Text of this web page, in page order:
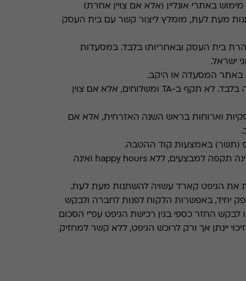
מימוש באתרי אונליין (אלא אם צויין אחרת)
מעת לעת, מומלץ ליצור קשר עם בית העסק
בית העסק ובאחריותו בלבד. במסעדות
ישראל.
באתר המסעדה או היקב.
תקף בישיבה בלבד. לא תקף ב-TA ומשלוחים, אלא אם צוין
וארוחות בראש השנה האזרחית, אלא אם
(תשר) באמצעות קוד ההטבה.
ההטבה אינה תקפה למבצעים, ללא happy hours ואינה
את הגיפט קארד עשויה להשתנות מעת לעת.
יחיד, באפשרות הלקוח לפנות לחברה ולבקש
לבקש החזר כספי בגין רכישת הגיפט עפ"י הסכום
יינתן אך ורק לרוכש הגיפט, ללא קשר למחזיק